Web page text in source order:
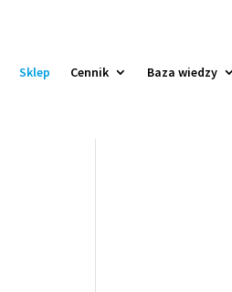
Sklep Cennik Baza wiedzy